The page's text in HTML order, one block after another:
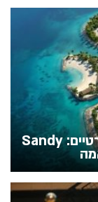
MSC מרחיבה את חוויית האיים הפרטיים: Sandy